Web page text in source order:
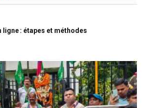
ligne : étapes et méthodes